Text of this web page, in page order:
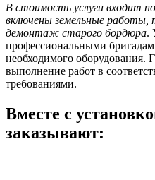
В стоимость услуги входит
включены земельные работы,
демонтаж старого бордюра.
профессиональными
необходимого оборудования.
выполнение работ в
требованиями.
Вместе с
заказывают: